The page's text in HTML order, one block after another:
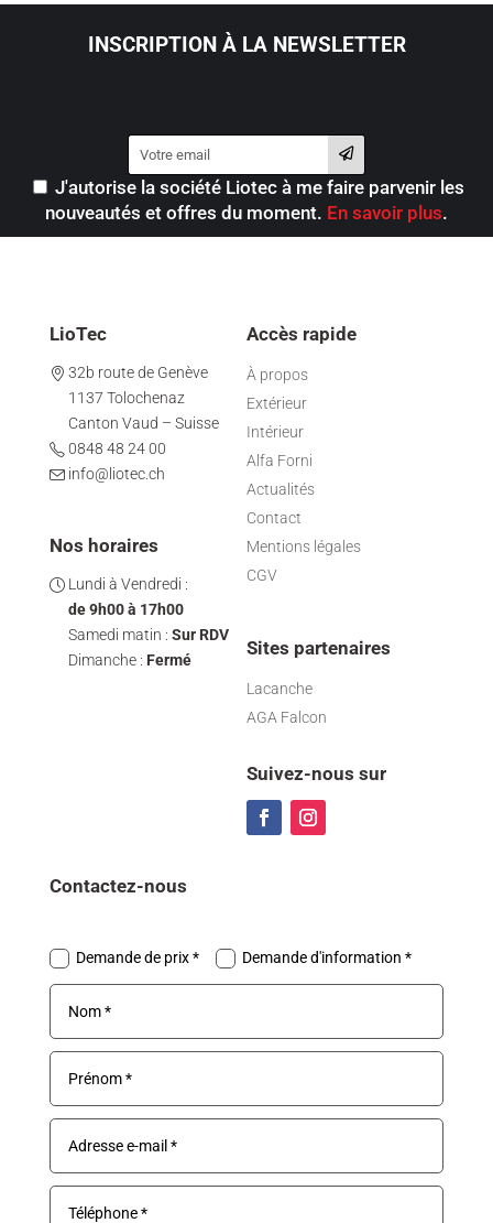
INSCRIPTION À LA NEWSLETTER
J'autorise la société Liotec à me faire parvenir les
nouveautés et offres du moment. En savoir plus.
LioTec
32b route de Genève
1137 Tolochenaz
Canton Vaud – Suisse
0848 48 24 00
info@liotec.ch
Nos horaires
Lundi à Vendredi :
de 9h00 à 17h00
Samedi matin : Sur RDV
Dimanche : Fermé
Accès rapide
À propos
Extérieur
Intérieur
Alfa Forni
Actualités
Contact
Mentions légales
CGV
Sites partenaires
Lacanche
AGA Falcon
Suivez-nous sur
Contactez-nous
Demande de prix * Demande d'information *